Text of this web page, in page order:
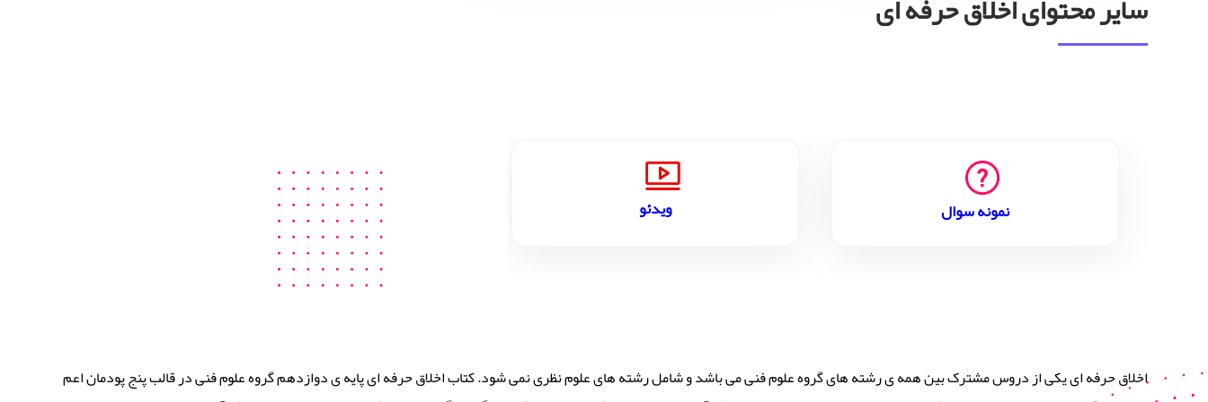
نمونه سوال ویدئو
اخلاق حرفه ای یکی از دروس مشترک بین همه ی رشته های گروه علوم فنی می باشد و شامل رشته های علوم نظری نمی شود. کتاب اخلاق حرفه ای پایه ی دوازدهم گروه علوم فنی در قالب پنج پودمان اعم